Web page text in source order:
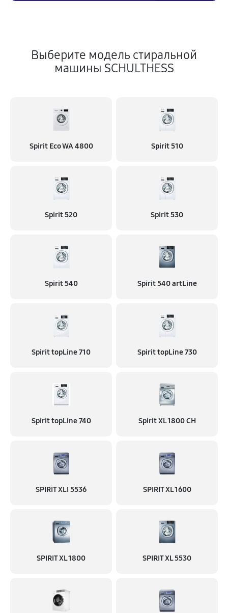
Выберите модель стиральной
машины SCHULTHESS
Spirit Eco WA 4800 Spirit 510
Spirit 520 Spirit 530
Spirit 540 Spirit 540 artLine
Spirit topLine 710 Spirit topLine 730
Spirit topLine 740 Spirit XL 1800 CH
SPIRIT XLI 5536 SPIRIT XL 1600
SPIRIT XL 1800 SPIRIT XL 5530